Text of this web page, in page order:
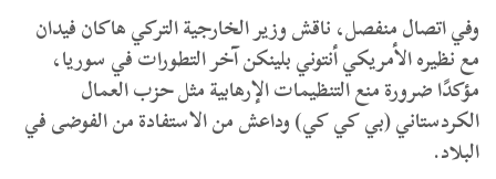
وفي اتصال منفصل، ناقش وزير الخارجية التركي هاكان فيدان
مع نظيره الأمريكي أنتوني بلينكن آخر التطورات في سوريا،
مؤكدًا ضرورة منع التنظيمات الإرهابية مثل حزب العمال
الكردستاني (بي كي كي) وداعش من الاستفادة من الفوضى في
البلاد.